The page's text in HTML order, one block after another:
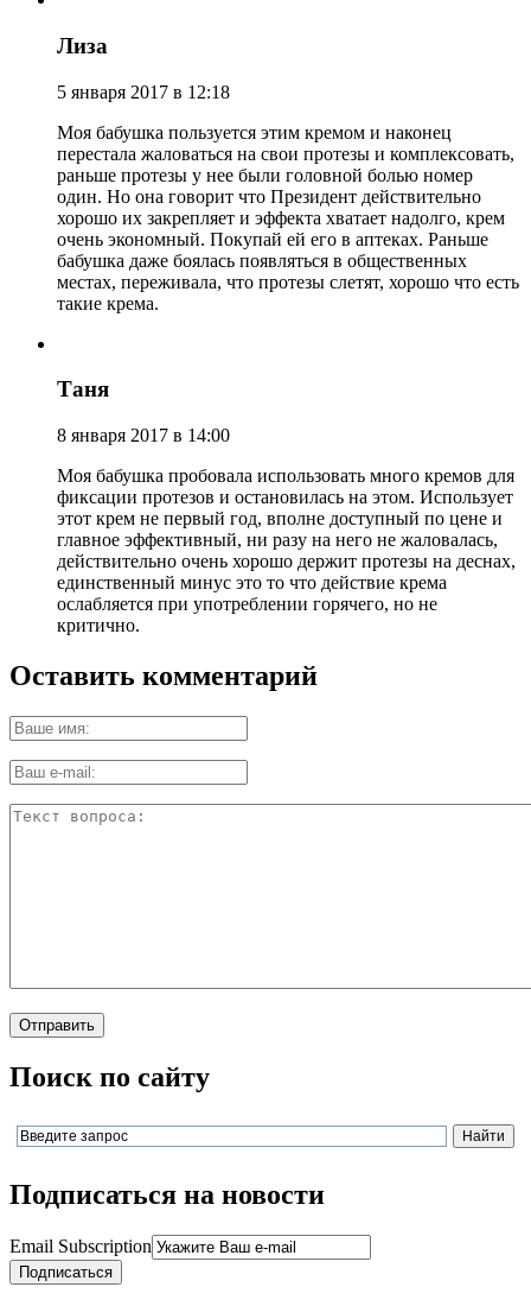
Лиза
5 января 2017 в 12:18
Моя бабушка пользуется этим кремом и наконец
перестала жаловаться на свои протезы и комплексовать,
раньше протезы у нее были головной болью номер
один. Но она говорит что Президент действительно
хорошо их закрепляет и эффекта хватает надолго, крем
очень экономный. Покупай ей его в аптеках. Раньше
бабушка даже боялась появляться в общественных
местах, переживала, что протезы слетят, хорошо что есть
такие крема.
Таня
8 января 2017 в 14:00
Моя бабушка пробовала использовать много кремов для
фиксации протезов и остановилась на этом. Использует
этот крем не первый год, вполне доступный по цене и
главное эффективный, ни разу на него не жаловалась,
действительно очень хорошо держит протезы на деснах,
единственный минус это то что действие крема
ослабляется при употреблении горячего, но не
критично.
Оставить комментарий
Поиск по сайту
Подписаться на новости
Email Subscription
Подписаться